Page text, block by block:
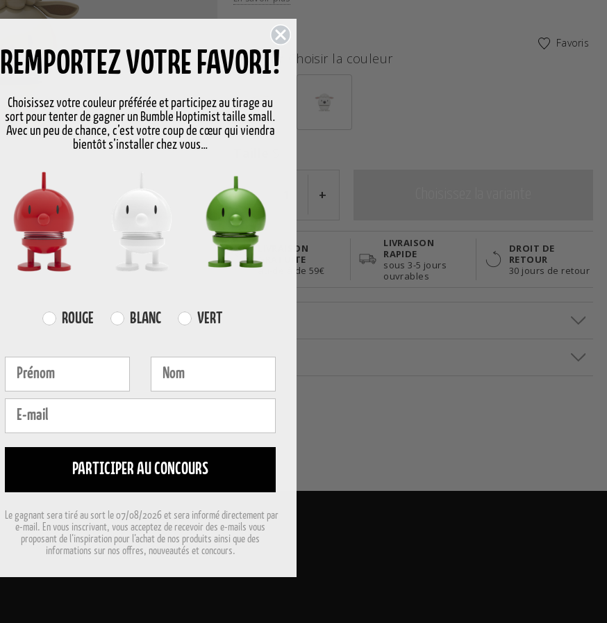
Favoris
Couleur Choisir la couleur
- +
LIVRAISON
GRATUITE
au-delà de 59€
LIVRAISON
RAPIDE
sous 3-5 jours
ouvrables
DROIT DE
RETOUR
30 jours de retour
REMPORTEZ VOTRE FAVORI!
Choisissez votre couleur préférée et participez au tirage au
sort pour tenter de gagner un Bumble Hoptimist taille small.
Avec un peu de chance, c’est votre coup de cœur qui viendra
bientôt s’installer chez vous…
Farvevalg
ROUGE BLANC VERT
Fornavn Efternavn
E-mail
PARTICIPER AU CONCOURS
Le gagnant sera tiré au sort le 07/08/2026 et sera informé directement par
e-mail. En vous inscrivant, vous acceptez de recevoir des e-mails vous
proposant de l’inspiration pour l’achat de nos produits ainsi que des
informations sur nos offres, nouveautés et concours.